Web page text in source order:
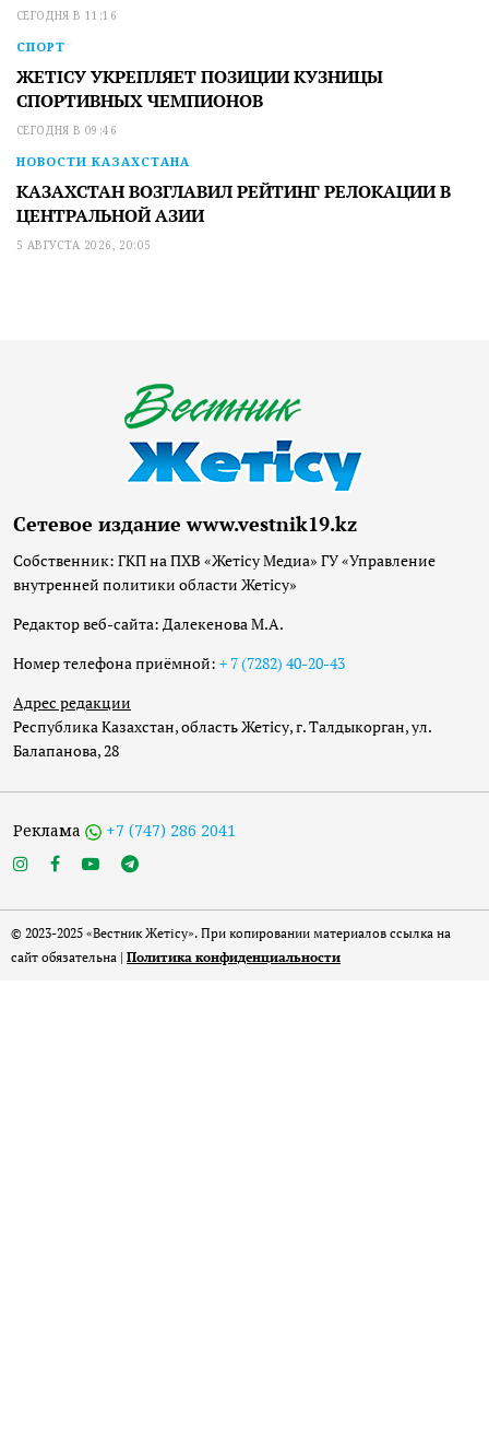
СЕГОДНЯ В 11:16
СПОРТ
ЖЕТІСУ УКРЕПЛЯЕТ ПОЗИЦИИ КУЗНИЦЫ
СПОРТИВНЫХ ЧЕМПИОНОВ
СЕГОДНЯ В 09:46
НОВОСТИ КАЗАХСТАНА
КАЗАХСТАН ВОЗГЛАВИЛ РЕЙТИНГ РЕЛОКАЦИИ В
ЦЕНТРАЛЬНОЙ АЗИИ
5 АВГУСТА 2026, 20:05
Сетевое издание www.vestnik19.kz
Собственник: ГКП на ПХВ «Жетісу Медиа» ГУ «Управление
внутренней политики области Жетісу»
Редактор веб-сайта: Далекенова М.А.
Номер телефона приёмной: + 7 (7282) 40-20-43
Адрес редакции
Республика Казахстан, область Жетісу, г. Талдыкорган, ул.
Балапанова, 28
Реклама +7 (747) 286 2041
© 2023-2025 «Вестник Жетісу». При копировании материалов ссылка на
сайт обязательна | Политика конфиденциальности